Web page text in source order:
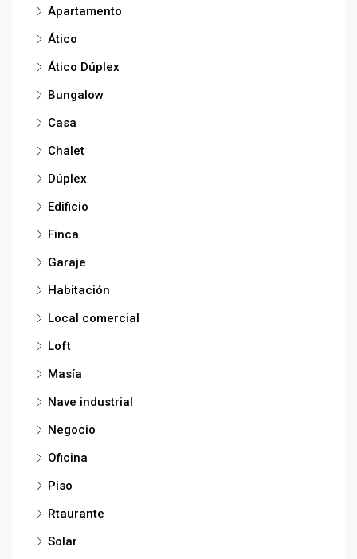
Apartamento
Ático
Ático Dúplex
Bungalow
Casa
Chalet
Dúplex
Edificio
Finca
Garaje
Habitación
Local comercial
Loft
Masía
Nave industrial
Negocio
Oficina
Piso
Rtaurante
Solar